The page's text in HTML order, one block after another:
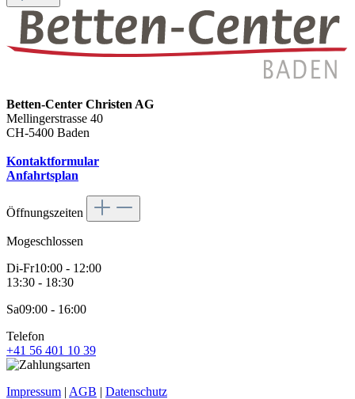
Betten-Center Christen AG
Mellingerstrasse 40
CH-5400 Baden
Kontaktformular
Anfahrtsplan
Öffnungszeiten
Mogeschlossen
Di-Fr10:00 - 12:00
13:30 - 18:30
Sa09:00 - 16:00
Telefon
+41 56 401 10 39
Impressum | AGB | Datenschutz